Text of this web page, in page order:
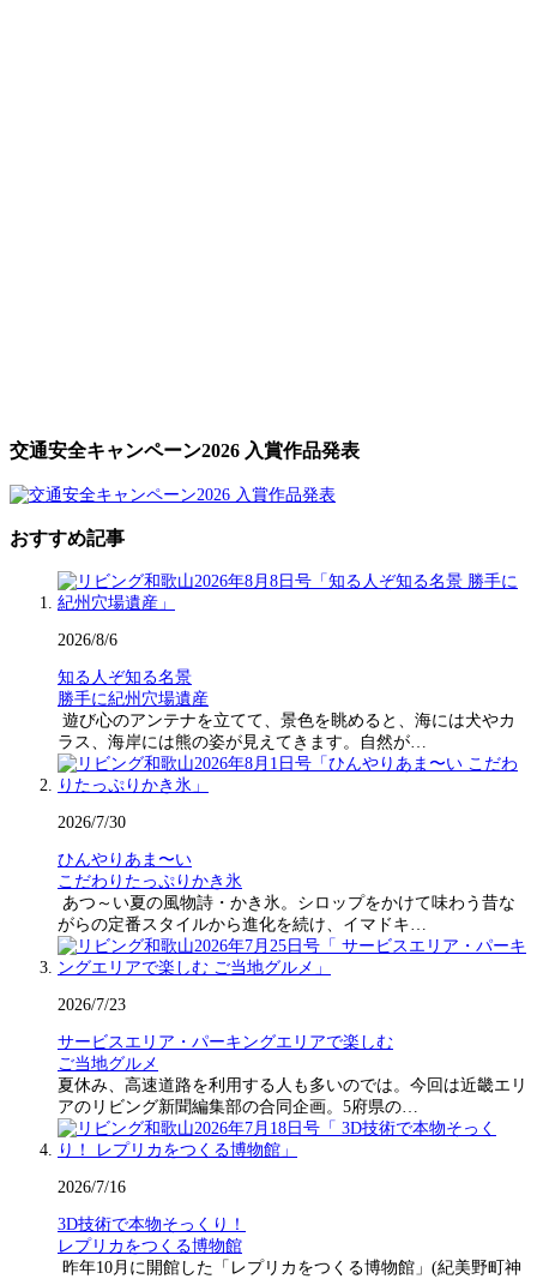
交通安全キャンペーン2026 入賞作品発表
おすすめ記事
2026/8/6
知る人ぞ知る名景
勝手に紀州穴場遺産
遊び心のアンテナを立てて、景色を眺めると、海には犬やカ
ラス、海岸には熊の姿が見えてきます。自然が…
2026/7/30
ひんやりあま〜い
こだわりたっぷりかき氷
あつ～い夏の風物詩・かき氷。シロップをかけて味わう昔な
がらの定番スタイルから進化を続け、イマドキ…
2026/7/23
サービスエリア・パーキングエリアで楽しむ
ご当地グルメ
夏休み、高速道路を利用する人も多いのでは。今回は近畿エリ
アのリビング新聞編集部の合同企画。5府県の…
2026/7/16
3D技術で本物そっくり！
レプリカをつくる博物館
昨年10月に開館した「レプリカをつくる博物館」(紀美野町神